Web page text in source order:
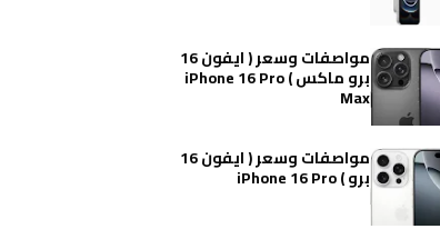
مواصفات وسعر ( ايفون 16
برو ماكس ) iPhone 16 Pro
Max
مواصفات وسعر ( ايفون 16
برو ) iPhone 16 Pro